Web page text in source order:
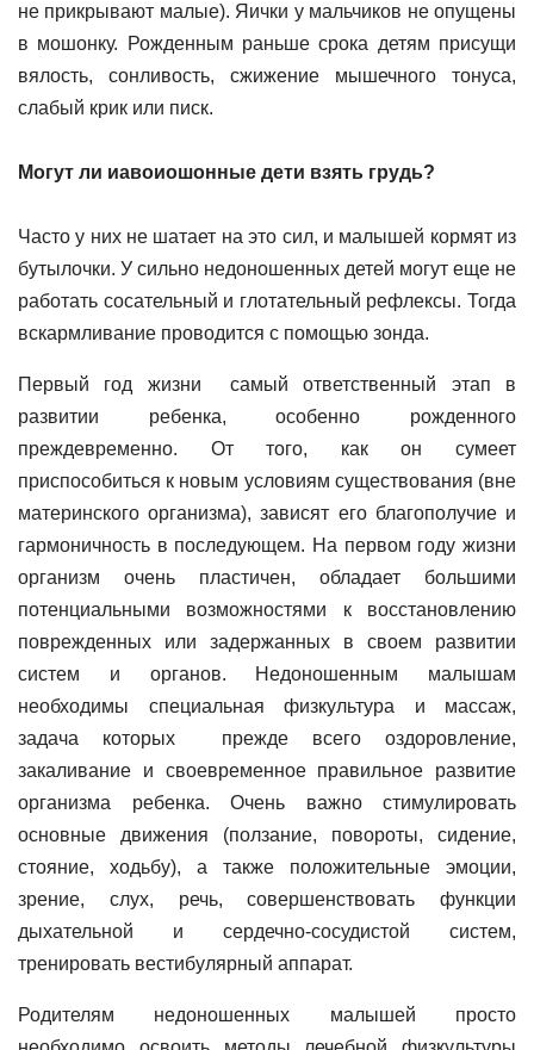
не прикрывают малые). Яички у мальчиков не опущены
в мошонку. Рожденным раньше срока детям присущи
вялость, сонливость, сжижение мышечного тонуса,
слабый крик или писк.
Могут ли иавоиошонные дети взять грудь?
Часто у них не шатает на это сил, и малышей кормят из
бутылочки. У сильно недоношенных детей могут еще не
работать сосательный и глотательный рефлексы. Тогда
вскармливание проводится с помощью зонда.
Первый год жизни самый ответственный этап в
развитии ребенка, особенно рожденного
преждевременно. От того, как он сумеет
приспособиться к новым условиям существования (вне
материнского организма), зависят его благополучие и
гармоничность в последующем. На первом году жизни
организм очень пластичен, обладает большими
потенциальными возможностями к восстановлению
поврежденных или задержанных в своем развитии
систем и органов. Недоношенным малышам
необходимы специальная физкультура и массаж,
задача которых прежде всего оздоровление,
закаливание и своевременное правильное развитие
организма ребенка. Очень важно стимулировать
основные движения (ползание, повороты, сидение,
стояние, ходьбу), а также положительные эмоции,
зрение, слух, речь, совершенствовать функции
дыхательной и сердечно-сосудистой систем,
тренировать вестибулярный аппарат.
Родителям недоношенных малышей просто